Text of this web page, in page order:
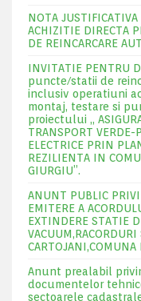
NOTA JUSTIFICATIVA
ACHIZITIE DIRECTA
DE REINCARCARE
INVITATIE PENTRU
puncte/statii de
inclusiv operatiuni
montaj, testare si
proiectului „
TRANSPORT VERDE-
ELECTRICE PRIN
REZILIENTA IN
GIURGIU”.
ANUNT PUBLIC
EMITERE A
EXTINDERE STATIE
CARTOJANI,COMUNA
Anunt prealabil
documentelor
sectoarele